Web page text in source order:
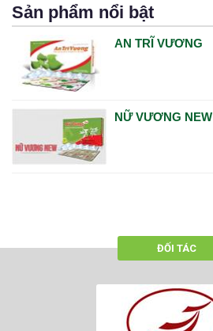
Sản phẩm nổi bật
AN TRĨ VƯƠNG
NỮ VƯƠNG NEW
ĐỐI TÁC